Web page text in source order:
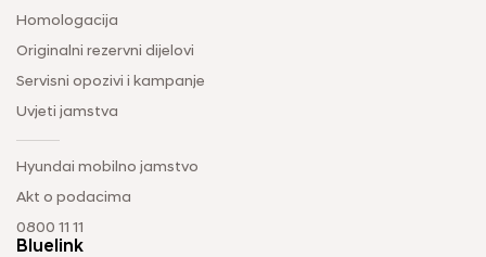
Homologacija
Originalni rezervni dijelovi
Servisni opozivi i kampanje
Uvjeti jamstva
Hyundai mobilno jamstvo
Akt o podacima
0800 11 11
Bluelink